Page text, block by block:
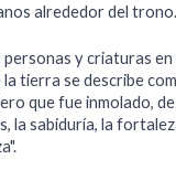
alrededor del trono.
personas y criaturas en
tierra se describe
que fue inmolado,
la sabiduría, la